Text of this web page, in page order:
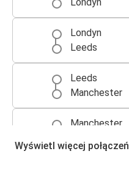
Londyn
Leeds
Leeds
Manchester
Manchester
Wyświetl więcej połączeń